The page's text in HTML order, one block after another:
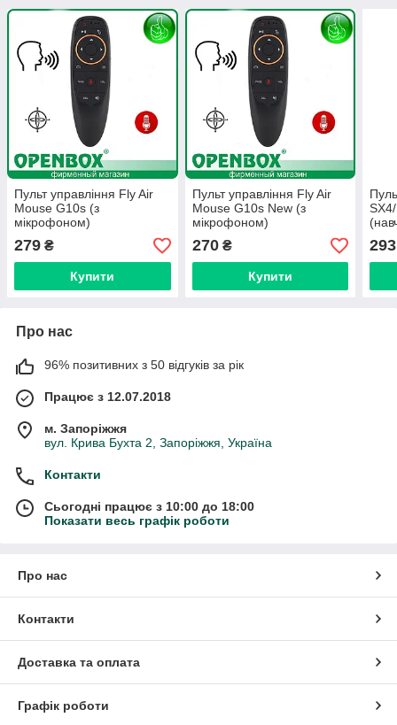
Пульт управління Fly Air
Mouse G10s (з
мікрофоном)
279 ₴
Купити
Пульт управління Fly Air
Mouse G10s New (з
мікрофоном)
270₴
Купити
293
Про нас
96% позитивних з 50 відгуків за рік
Працює з 12.07.2018
м. Запоріжжя
вул. Крива Бухта 2, Запоріжжя, Україна
Контакти
Сьогодні працює з 10:00 до 18:00
Показати весь графік роботи
Про нас
Контакти
Доставка та оплата
Графік роботи